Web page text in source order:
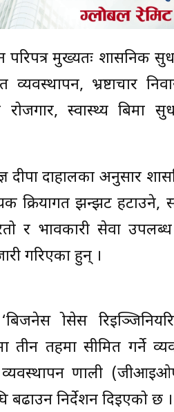
मुख्यतः प्रशासनिक
व्यवस्थापन, भ्रष्टाचार
रोजगार, स्वास्थ्य बिमा
दीपा दाहालका अनुसार
झन्झट हटाउने,
र प्रभावकारी सेवा
गरिएका हुन् ।
प्रोसेस
तीन तहमा सीमित
प्रणाली
बढाउन निर्देशन दिइएको छ ।